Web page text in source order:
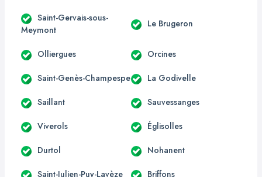
Saint-Gervais-sous-
Meymont
Le Brugeron
Olliergues Orcines
Saint-Genès-Champespe La Godivelle
Saillant Sauvessanges
Viverols Églisolles
Durtol Nohanent
Saint-Julien-Puy-Lavèze Briffons